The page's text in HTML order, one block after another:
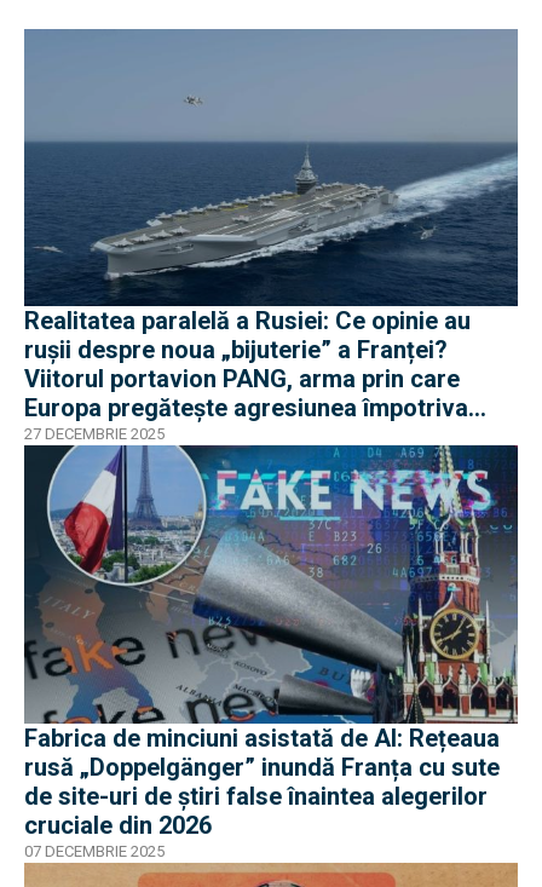
Realitatea paralelă a Rusiei: Ce opinie au
rușii despre noua „bijuterie” a Franței?
Viitorul portavion PANG, arma prin care
Europa pregătește agresiunea împotriva
Rusiei
27 DECEMBRIE 2025
Fabrica de minciuni asistată de AI: Rețeaua
rusă „Doppelgänger” inundă Franța cu sute
de site-uri de știri false înaintea alegerilor
cruciale din 2026
07 DECEMBRIE 2025